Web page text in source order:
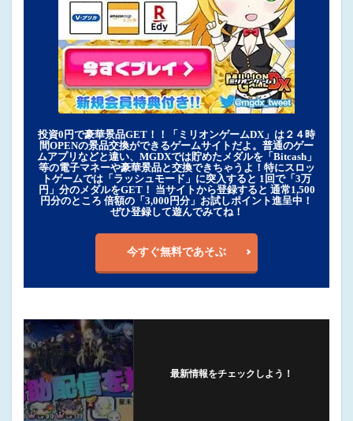
投資0円で豪華景品GET！！「ミリオンゲームDX」は２４時
間OPENの景品交換ができるゲームサイトだよ。普通のゲー
ムアプリなどと違い、MGDXでは貯めたメダルを「Bitcash」
等の電子マネーや豪華景品と交換できちゃうよ！特にスロッ
トゲームでは「ラッシュモード」に突入すると 1回で「3万
円」分のメダルをGET！ 当サイトから登録すると 通常1,500
円分のところ 倍額の「3,000円分」お試しポイント進呈中！
ぜひ登録して遊んでみてね！
今すぐ無料であそぶ
最新情報をチェックしよう！